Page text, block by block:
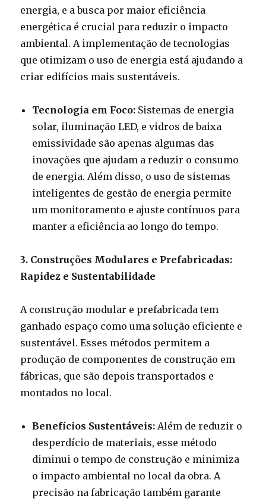
energia, e a busca por maior eficiência
energética é crucial para reduzir o impacto
ambiental. A implementação de tecnologias
que otimizam o uso de energia está ajudando a
criar edifícios mais sustentáveis.
Tecnologia em Foco: Sistemas de energia
solar, iluminação LED, e vidros de baixa
emissividade são apenas algumas das
inovações que ajudam a reduzir o consumo
de energia. Além disso, o uso de sistemas
inteligentes de gestão de energia permite
um monitoramento e ajuste contínuos para
manter a eficiência ao longo do tempo.
3. Construções Modulares e Prefabricadas:
Rapidez e Sustentabilidade
A construção modular e prefabricada tem
ganhado espaço como uma solução eficiente e
sustentável. Esses métodos permitem a
produção de componentes de construção em
fábricas, que são depois transportados e
montados no local.
Benefícios Sustentáveis: Além de reduzir o
desperdício de materiais, esse método
diminui o tempo de construção e minimiza
o impacto ambiental no local da obra. A
precisão na fabricação também garante